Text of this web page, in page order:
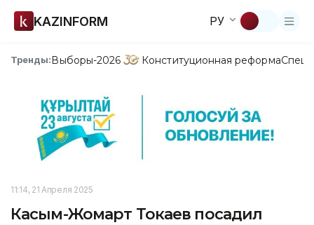
KAZINFORM РУ
Тренды:Выборы-2026 Конституционная реформа
11:14, 21 Апреля 2025
Касым-Жомарт Токаев посадил